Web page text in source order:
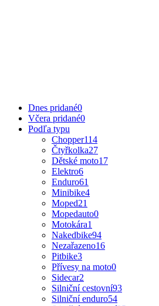
Dnes pridané0
Včera pridané0
Podľa typu
Chopper114
Čtyřkolka27
Dětské moto17
Elektro6
Enduro61
Minibike4
Moped21
Mopedauto0
Motokára1
Nakedbike94
Nezařazeno16
Pitbike3
Přívesy na moto0
Sidecar2
Silniční cestovní93
Silniční enduro54